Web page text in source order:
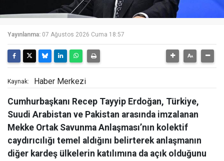
Yayınlanma: 07 Ağustos 2026 Cuma 18:57
Kaynak: Haber Merkezi
Cumhurbaşkanı Recep Tayyip Erdoğan, Türkiye,
Suudi Arabistan ve Pakistan arasında imzalanan
Mekke Ortak Savunma Anlaşması’nın kolektif
caydırıcılığı temel aldığını belirterek anlaşmanın
diğer kardeş ülkelerin katılımına da açık olduğunu